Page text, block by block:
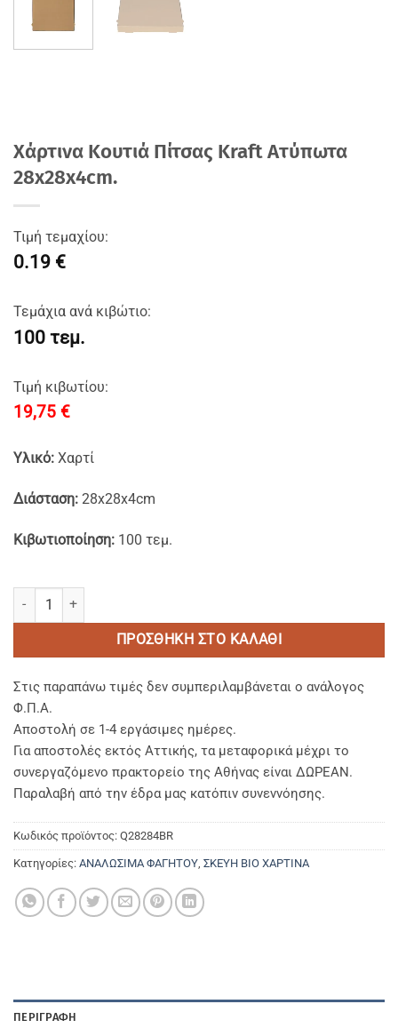
Χάρτινα Κουτιά Πίτσας Kraft Aτύπωτα
28x28x4cm.
Τιμή τεμαχίου:
0.19 €
Τεμάχια ανά κιβώτιο:
100 τεμ.
Τιμή κιβωτίου:
19,75 €
Υλικό: Xαρτί
Διάσταση: 28x28x4cm
Κιβωτιοποίηση: 100 τεμ.
Χάρτινα Κουτιά Πίτσας Kraft Aτύπωτα 28x28x4cm. ποσότητα
ΠΡΟΣΘΉΚΗ ΣΤΟ ΚΑΛΆΘΙ
Στις παραπάνω τιμές δεν συμπεριλαμβάνεται ο ανάλογος
Φ.Π.Α.
Αποστολή σε 1-4 εργάσιμες ημέρες.
Για αποστολές εκτός Αττικής, τα μεταφορικά μέχρι το
συνεργαζόμενο πρακτορείο της Αθήνας είναι ΔΩΡΕΑΝ.
Παραλαβή από την έδρα μας κατόπιν συνεννόησης.
Κωδικός προϊόντος: Q28284BR
Κατηγορίες: ΑΝΑΛΩΣΙΜΑ ΦΑΓΗΤΟΥ ΣΚΕΥΗ ΒΙΟ ΧΑΡΤΙΝΑ
ΠΕΡΙΓΡΑΦΉ